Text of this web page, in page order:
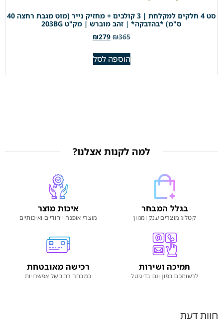
סט 4 חלקים למקלחת | 3 קולבים + מחזיק נייר (מוט מגבת רחצה 40
ס"מ) *בהדבקה* | זהב מוברש | מק"ט 203BG
₪365
₪279
הוספה לסל
למה לקנות אצלנו?
בגלל המבחר
קטלוג מוצרים ענק ומגוון
איכות מוצר
מוצרי אופנה ייחודיים ואיכותיים
תמיכה ושירות
לרשותכם בפון וגם בדיגיטל
רכישה מאובטחת
במבחר רחב של אפשרויות
חוות דעת